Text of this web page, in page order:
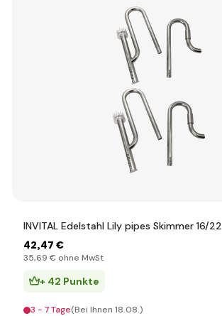
INVITAL Edelstahl Lily pipes Skimmer 16/22
42,47 €
35,69 € ohne MwSt
+ 42 Punkte
3 - 7 Tage(Bei Ihnen 18.08.)